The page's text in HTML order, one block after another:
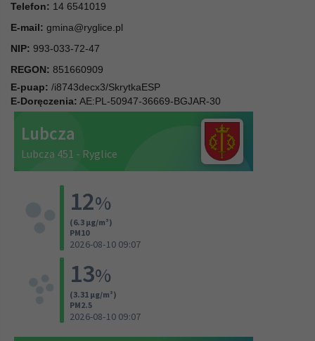
Telefon: 14 6541019
E-mail: gmina@ryglice.pl
NIP: 993-033-72-47
REGON: 851660909
E-puap: /i8743decx3/SkrytkaESP
E-Doręczenia: AE:PL-50947-36669-BGJAR-30